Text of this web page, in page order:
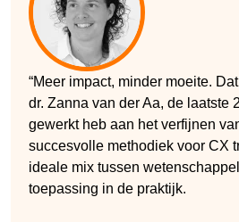
“Meer impact, minder moeite.
dr. Zanna van der Aa, de laatste
gewerkt heb aan het verfijnen
succesvolle methodiek voor CX
ideale mix tussen
toepassing in de praktijk.